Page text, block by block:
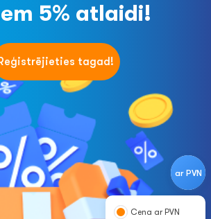
ar PVN
Cena ar PVN
5% atlaidi!
tagad!